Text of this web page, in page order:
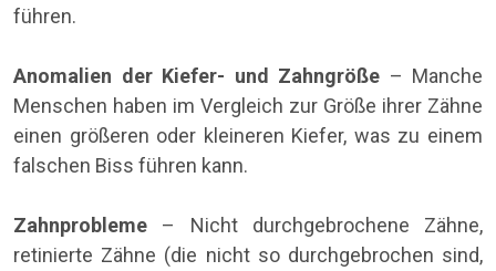
führen.
Anomalien der Kiefer- und Zahngröße – Manche
Menschen haben im Vergleich zur Größe ihrer Zähne
einen größeren oder kleineren Kiefer, was zu einem
falschen Biss führen kann.
Zahnprobleme – Nicht durchgebrochene Zähne,
retinierte Zähne (die nicht so durchgebrochen sind,